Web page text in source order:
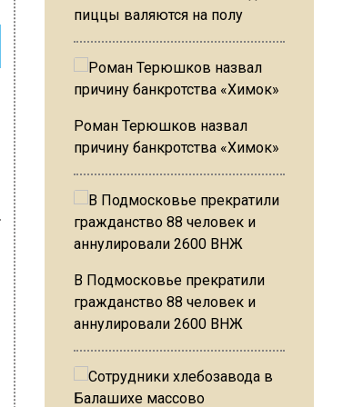
пиццы валяются на полу
Роман Терюшков назвал
причину банкротства «Химок»
В Подмосковье прекратили
гражданство 88 человек и
аннулировали 2600 ВНЖ